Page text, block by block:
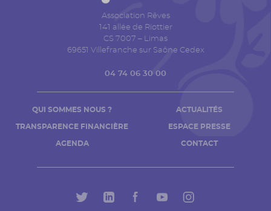
Association Rêves
141 allée de Riottier
CS 7007 – Limas
69651 Villefranche sur Saône Cedex
04 74 06 30 00
QUI SOMMES NOUS ?
TRANSPARENCE FINANCIÈRE
AGENDA
ACTUALITÉS
ESPACE PRESSE
CONTACT